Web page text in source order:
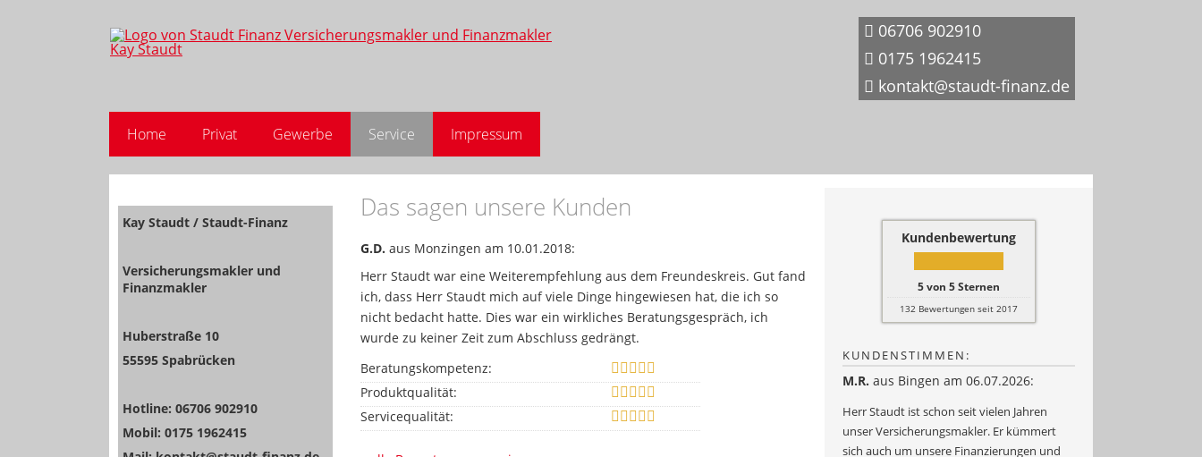
06706 902910
0175 1962415
kontakt@staudt-finanz.de
Home Privat Gewerbe Service Impressum
Kay Staudt / Staudt-Finanz
Versicherungsmakler und
Finanzmakler
Huberstraße 10
55595 Spabrücken
Hotline: 06706 902910
Mobil: 0175 1962415
Kundenbewertung
5von 5Sternen
132 Bewertungen seit 2017
KUNDENSTIMMEN:
M.R. aus Bingen am 06.07.2026:
Herr Staudt ist schon seit vielen Jahren
unser Versicherungsmakler. Er kümmert
sich auch um unsere Finanzierungen und
Das sagen unsere Kunden
G.D. aus Monzingen am 10.01.2018:
Herr Staudt war eine Weiterempfehlung aus dem Freundeskreis. Gut fand
ich, dass Herr Staudt mich auf viele Dinge hingewiesen hat, die ich so
nicht bedacht hatte. Dies war ein wirkliches Beratungsgespräch, ich
wurde zu keiner Zeit zum Abschluss gedrängt.
Beratungskompetenz:
Produktqualität:
Servicequalität: